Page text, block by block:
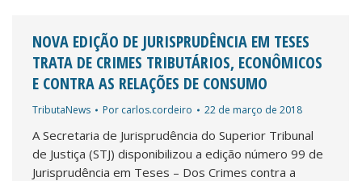
NOVA EDIÇÃO DE JURISPRUDÊNCIA EM TESES
TRATA DE CRIMES TRIBUTÁRIOS, ECONÔMICOS
E CONTRA AS RELAÇÕES DE CONSUMO
TributaNews Por carlos.cordeiro 22 de março de 2018
A Secretaria de Jurisprudência do Superior Tribunal
de Justiça (STJ) disponibilizou a edição número 99 de
Jurisprudência em Teses – Dos Crimes contra a